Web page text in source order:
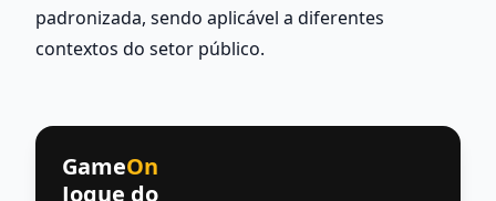
padronizada, sendo aplicável a diferentes
contextos do setor público.
GameOn
Jogue do